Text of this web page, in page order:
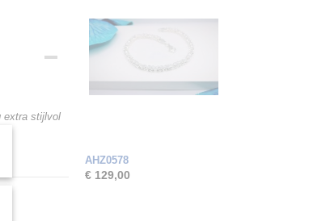
extra stijlvol
AHZ0578
€ 129,00